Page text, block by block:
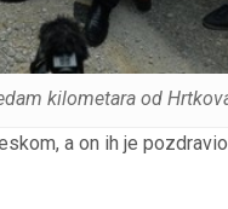
kilometara od
a on ih je